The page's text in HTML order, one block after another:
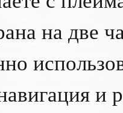
на две
и